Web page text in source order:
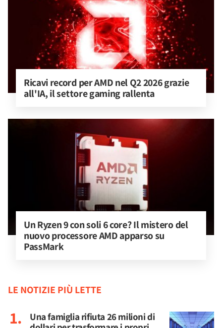
Ricavi record per AMD nel Q2 2026 grazie
all'IA, il settore gaming rallenta
Un Ryzen 9 con soli 6 core? Il mistero del
nuovo processore AMD apparso su
PassMark
LE NOTIZIE PIÙ LETTE
Una famiglia rifiuta 26 milioni di